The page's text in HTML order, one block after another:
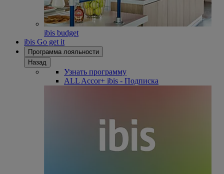
ibis budget
ibis Go get it
Программа лояльности
Назад
Узнать программу
ALL Accor+ ibis - Подписка